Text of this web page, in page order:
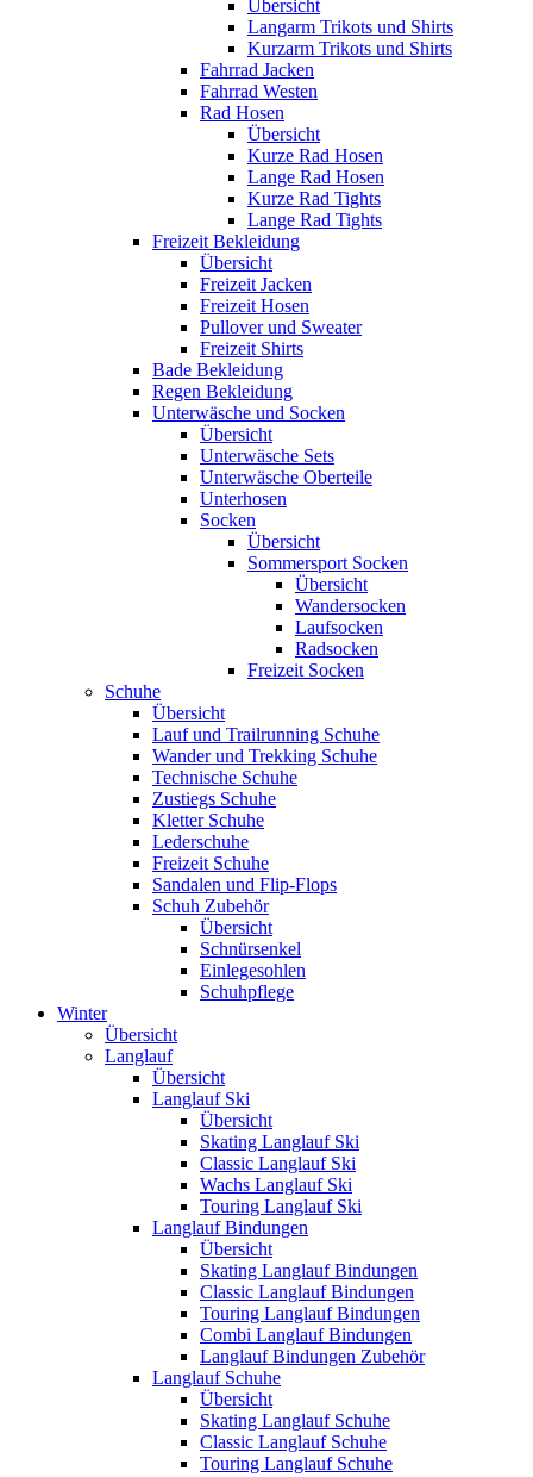
Übersicht
Langarm Trikots und Shirts
Kurzarm Trikots und Shirts
Fahrrad Jacken
Fahrrad Westen
Rad Hosen
Übersicht
Kurze Rad Hosen
Lange Rad Hosen
Kurze Rad Tights
Lange Rad Tights
Freizeit Bekleidung
Übersicht
Freizeit Jacken
Freizeit Hosen
Pullover und Sweater
Freizeit Shirts
Bade Bekleidung
Regen Bekleidung
Unterwäsche und Socken
Übersicht
Unterwäsche Sets
Unterwäsche Oberteile
Unterhosen
Socken
Übersicht
Sommersport Socken
Übersicht
Wandersocken
Laufsocken
Radsocken
Freizeit Socken
Schuhe
Übersicht
Lauf und Trailrunning Schuhe
Wander und Trekking Schuhe
Technische Schuhe
Zustiegs Schuhe
Kletter Schuhe
Lederschuhe
Freizeit Schuhe
Sandalen und Flip-Flops
Schuh Zubehör
Übersicht
Schnürsenkel
Einlegesohlen
Schuhpflege
Winter
Übersicht
Langlauf
Übersicht
Langlauf Ski
Übersicht
Skating Langlauf Ski
Classic Langlauf Ski
Wachs Langlauf Ski
Touring Langlauf Ski
Langlauf Bindungen
Übersicht
Skating Langlauf Bindungen
Classic Langlauf Bindungen
Touring Langlauf Bindungen
Combi Langlauf Bindungen
Langlauf Bindungen Zubehör
Langlauf Schuhe
Übersicht
Skating Langlauf Schuhe
Classic Langlauf Schuhe
Touring Langlauf Schuhe